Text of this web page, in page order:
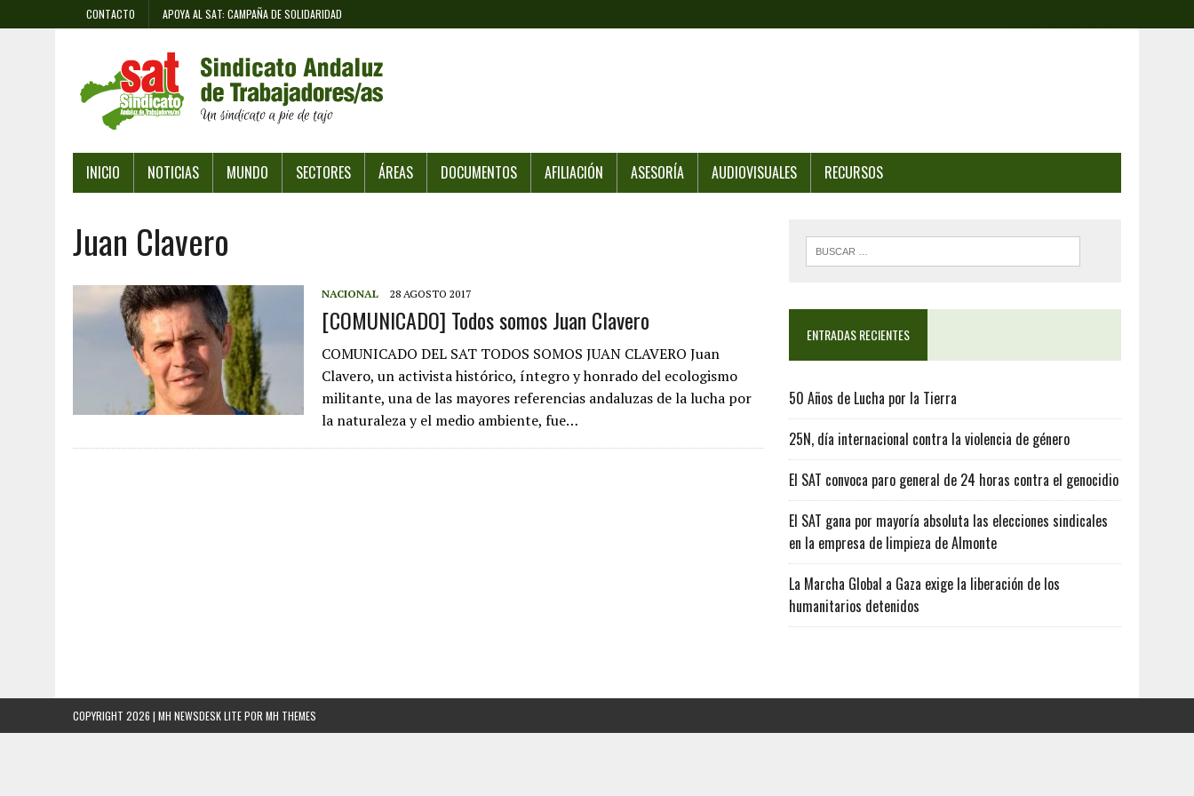
CONTACTO APOYA AL SAT: CAMPAÑA DE SOLIDARIDAD
INICIO NOTICIAS MUNDO SECTORES ÁREAS DOCUMENTOS AFILIACIÓN ASESORÍA AUDIOVISUALES RECURSOS
Juan Clavero
NACIONAL 28 AGOSTO 2017
[COMUNICADO] Todos somos Juan Clavero
COMUNICADO DEL SAT TODOS SOMOS JUAN CLAVERO Juan
Clavero, un activista histórico, íntegro y honrado del ecologismo
militante, una de las mayores referencias andaluzas de la lucha por
la naturaleza y el medio ambiente, fue…
ENTRADAS RECIENTES
50 Años de Lucha por la Tierra
25N, día internacional contra la violencia de género
El SAT convoca paro general de 24 horas contra el genocidio
El SAT gana por mayoría absoluta las elecciones sindicales
en la empresa de limpieza de Almonte
La Marcha Global a Gaza exige la liberación de los
humanitarios detenidos
COPYRIGHT 2026 | MH NEWSDESK LITE POR MH THEMES